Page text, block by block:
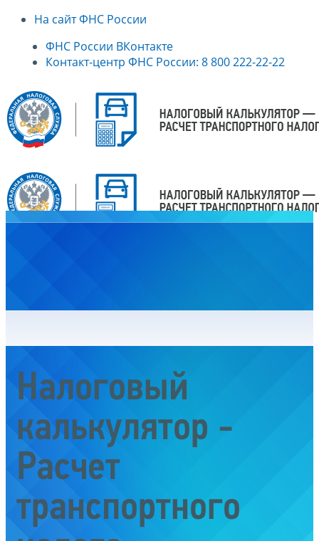
На сайт ФНС России
ФНС России ВКонтакте
Контакт-центр ФНС России: 8 800 222-22-22
Налоговый
калькулятор -
Расчет
транспортного